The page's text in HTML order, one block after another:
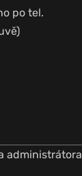
po tel.
administrátora